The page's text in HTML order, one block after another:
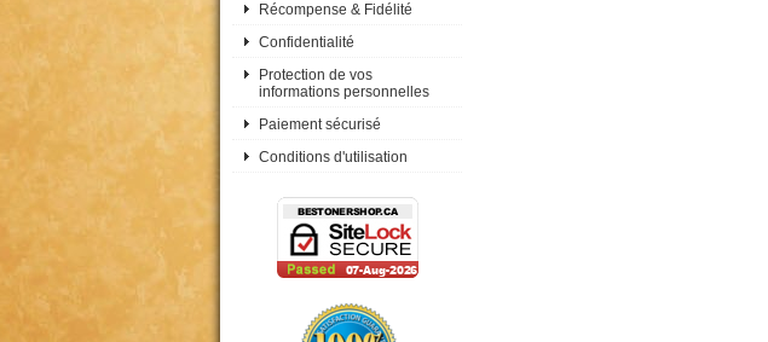
Récompense & Fidélité
Confidentialité
Protection de vos
informations personnelles
Paiement sécurisé
Conditions d'utilisation